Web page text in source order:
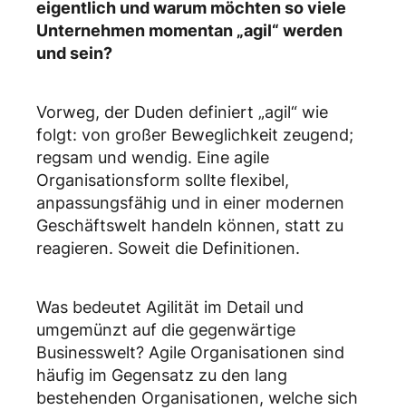
eigentlich und warum möchten so viele
Unternehmen momentan „agil“ werden
und sein?
Vorweg, der Duden definiert „agil“ wie
folgt: von großer Beweglichkeit zeugend;
regsam und wendig. Eine agile
Organisationsform sollte flexibel,
anpassungsfähig und in einer modernen
Geschäftswelt handeln können, statt zu
reagieren. Soweit die Definitionen.
Was bedeutet Agilität im Detail und
umgemünzt auf die gegenwärtige
Businesswelt? Agile Organisationen sind
häufig im Gegensatz zu den lang
bestehenden Organisationen, welche sich